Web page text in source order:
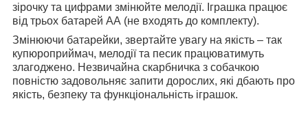
зірочку та цифрами змінюйте мелодії. Іграшка працює
від трьох батарей АА (не входять до комплекту).
Змінюючи батарейки, звертайте увагу на якість – так
купюроприймач, мелодії та песик працюватимуть
злагоджено. Незвичайна скарбничка з собачкою
повністю задовольняє запити дорослих, які дбають про
якість, безпеку та функціональність іграшок.